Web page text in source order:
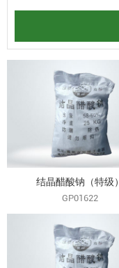
结晶醋酸钠（特级）
GP01622